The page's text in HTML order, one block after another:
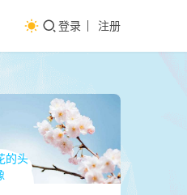
登录 注册